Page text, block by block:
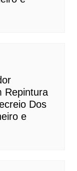
Repintura
Dos
e